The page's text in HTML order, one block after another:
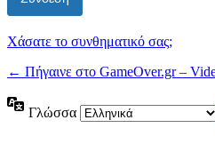
Χάσατε το συνθηματικό σας;
← Πήγαινε στο GameOver.gr –
Γλώσσα